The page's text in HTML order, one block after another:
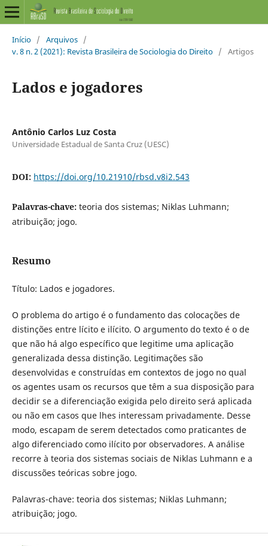
Início / Arquivos /
v. 8 n. 2 (2021): Revista Brasileira de Sociologia do Direito / Artigos
Lados e jogadores
Antônio Carlos Luz Costa
Universidade Estadual de Santa Cruz (UESC)
DOI: https://doi.org/10.21910/rbsd.v8i2.543
Palavras-chave: teoria dos sistemas; Niklas Luhmann;
atribuição; jogo.
Resumo
Título: Lados e jogadores.
O problema do artigo é o fundamento das colocações de
distinções entre lícito e ilícito. O argumento do texto é o de
que não há algo específico que legitime uma aplicação
generalizada dessa distinção. Legitimações são
desenvolvidas e construídas em contextos de jogo no qual
os agentes usam os recursos que têm a sua disposição para
decidir se a diferenciação exigida pelo direito será aplicada
ou não em casos que lhes interessam privadamente. Desse
modo, escapam de serem detectados como praticantes de
algo diferenciado como ilícito por observadores. A análise
recorre à teoria dos sistemas sociais de Niklas Luhmann e a
discussões teóricas sobre jogo.
Palavras-chave: teoria dos sistemas; Niklas Luhmann;
atribuição; jogo.